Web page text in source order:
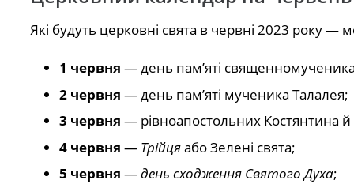
Які будуть церковні свята в червні 2023 року —
1 червня — день пам’яті
2 червня — день пам’яті мученика Талалея;
3 червня — рівноапостольних Костянтина
4 червня — Трійцяабо Зелені свята;
5 червня —день сходження Святого Духа;